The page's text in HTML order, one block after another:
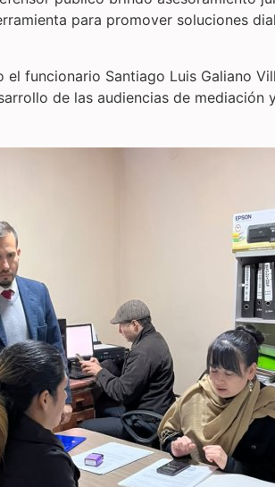
para promover soluciones
el funcionario Santiago Luis Galiano
de las audiencias de